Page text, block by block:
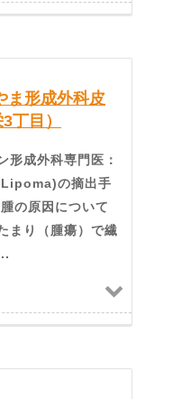
ま形成外科皮
丁目）
形成外科専門医：
の摘出手
の原因について
まり（腫瘍）で繊